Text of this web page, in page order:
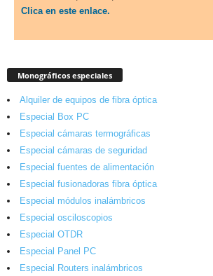
Clica en este enlace.
Monográficos especiales
Alquiler de equipos de fibra óptica
Especial Box PC
Especial cámaras termográficas
Especial cámaras de seguridad
Especial fuentes de alimentación
Especial fusionadoras fibra óptica
Especial módulos inalámbricos
Especial osciloscopios
Especial OTDR
Especial Panel PC
Especial Routers inalámbricos